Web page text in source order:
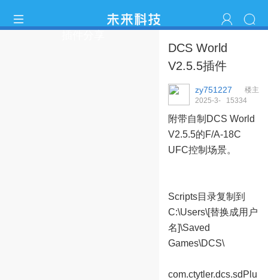
DCS World
V2.5.5插件
楼主
zy751227
15334
2025-3-
附带自制DCS World
V2.5.5的F/A-18C
UFC控制场景。
Scripts目录复制到
C:\Users\[替换成用户
名]\Saved
Games\DCS\
com.ctytler.dcs.sdPlu